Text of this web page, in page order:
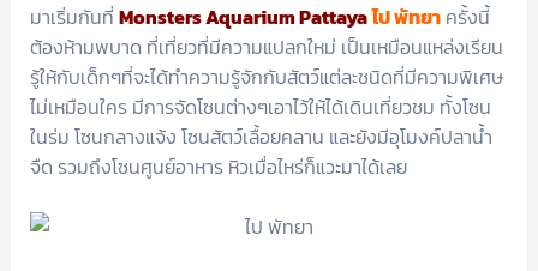
มาเริ่มกันที่ Monsters Aquarium Pattayaไป พัทยาครั้งนี้
ต้องห้ามพบาด ที่เที่ยวที่มีความแปลกใหม่ เป็นเหมือนแหล่งเรียน
รู้ให้กับเด็กๆที่จะได้ทำความรู้จักกับสัตว์แต่ละชนิดที่มีความพิเศษ
ไม่เหมือนใคร มีการจัดโซนต่างๆเอาไว้ให้ได้เดินเที่ยวชม ทั้งโซน
ในร่ม โซนกลางแจ้ง โซนสัตว์เลื้อยคลาน และยังมีอุโมงค์ปลาน้ำ
จืด รวมถึงโซนศูนย์อาหาร หิวเมื่อไหร่ก็แวะมาได้เลย